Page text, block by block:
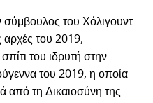
του Χόλιγουντ
του 2019,
του ιδρυτή στην
του 2019, η οποία
από τη Δικαιοσύνη της